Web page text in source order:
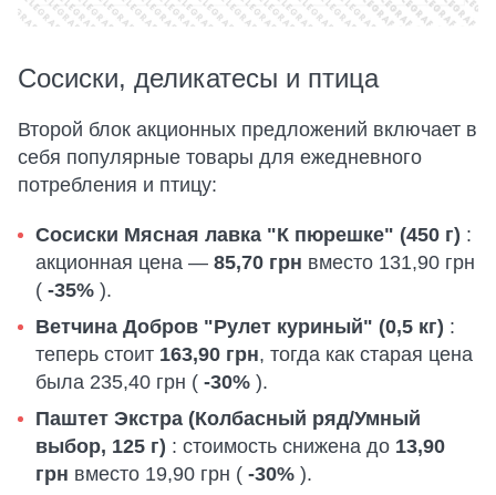
Сосиски, деликатесы и птица
Второй блок акционных предложений включает в
себя популярные товары для ежедневного
потребления и птицу:
Сосиски Мясная лавка "К пюрешке" (450 г) :
акционная цена — 85,70 грн вместо 131,90 грн
( -35% ).
Ветчина Добров "Рулет куриный" (0,5 кг) :
теперь стоит 163,90 грн, тогда как старая цена
была 235,40 грн ( -30% ).
Паштет Экстра (Колбасный ряд/Умный
выбор, 125 г) : стоимость снижена до 13,90
грн вместо 19,90 грн ( -30% ).